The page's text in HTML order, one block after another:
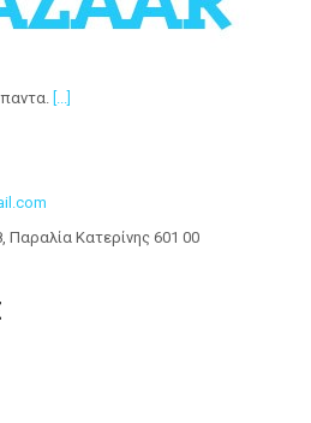
. [...]
Παραλία Κατερίνης 601 00